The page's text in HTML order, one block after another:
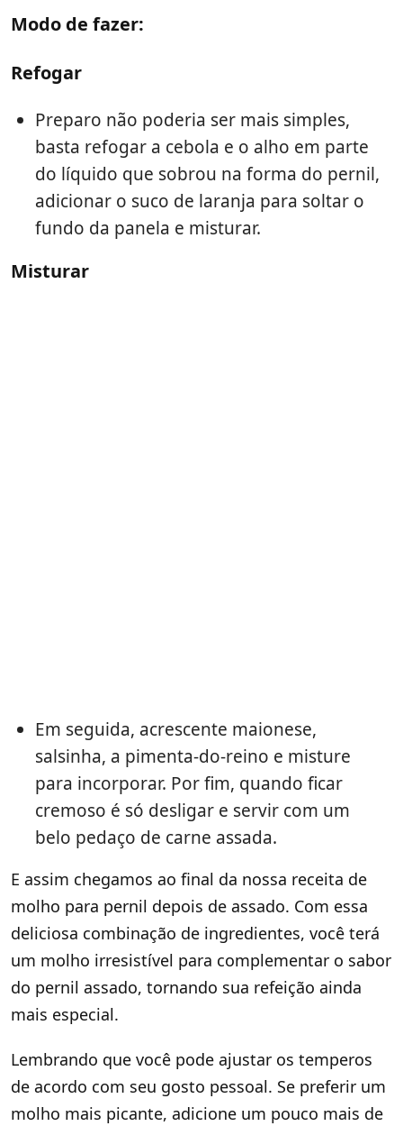
Modo de fazer:
Refogar
Preparo não poderia ser mais simples,
basta refogar a cebola e o alho em parte
do líquido que sobrou na forma do pernil,
adicionar o suco de laranja para soltar o
fundo da panela e misturar.
Misturar
Em seguida, acrescente maionese,
salsinha, a pimenta-do-reino e misture
para incorporar. Por fim, quando ficar
cremoso é só desligar e servir com um
belo pedaço de carne assada.
E assim chegamos ao final da nossa receita de
molho para pernil depois de assado. Com essa
deliciosa combinação de ingredientes, você terá
um molho irresistível para complementar o sabor
do pernil assado, tornando sua refeição ainda
mais especial.
Lembrando que você pode ajustar os temperos
de acordo com seu gosto pessoal. Se preferir um
molho mais picante, adicione um pouco mais de